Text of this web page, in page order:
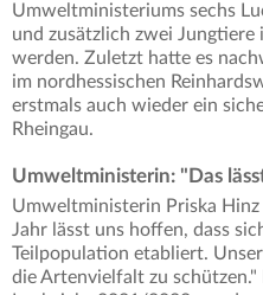
Umweltministeriums sechs
und zusätzlich zwei Jungtiere
werden. Zuletzt hatte es
im nordhessischen
erstmals auch wieder ein
Rheingau.
Umweltministerin: "Das
Umweltministerin Priska
Jahr lässt uns hoffen, dass
Teilpopulation etabliert.
die Artenvielfalt zu